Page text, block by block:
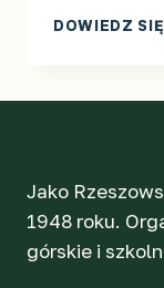
DOWIEDZ
Jako
1948 roku.
górskie i